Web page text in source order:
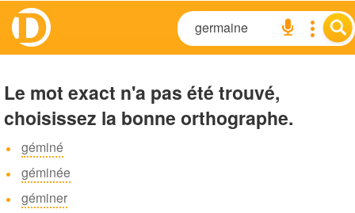
Le mot exact n'a pas été trouvé,
choisissez la bonne orthographe.
géminé
géminée
géminer